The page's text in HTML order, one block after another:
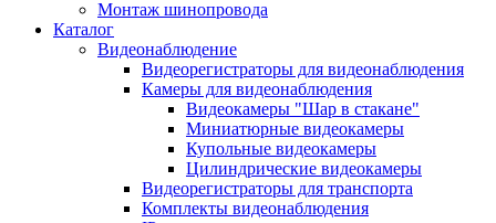
Монтаж шинопровода
Каталог
Видеонаблюдение
Видеорегистраторы для видеонаблюдения
Камеры для видеонаблюдения
Видеокамеры "Шар в стакане"
Миниатюрные видеокамеры
Купольные видеокамеры
Цилиндрические видеокамеры
Видеорегистраторы для транспорта
Комплекты видеонаблюдения